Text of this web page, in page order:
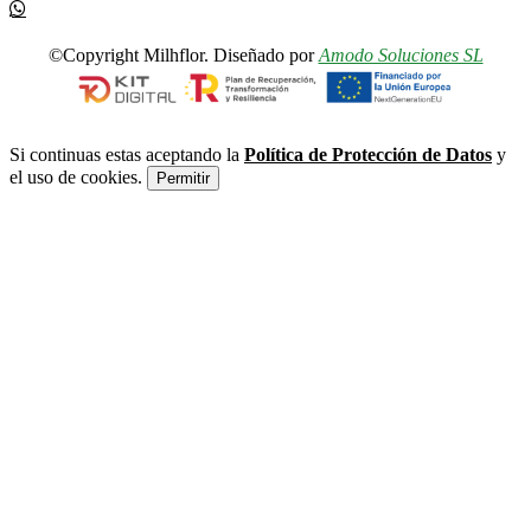
©Copyright Milhflor. Diseñado porAmodo Soluciones SL
Si continuas estas aceptando la Política de Protección de Datos y
el uso de cookies.
Permitir